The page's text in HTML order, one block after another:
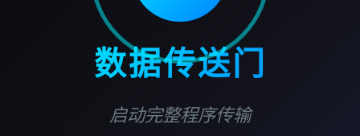
数据传送门
启动完整程序传输